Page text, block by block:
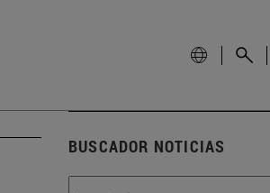
BUSCADOR NOTICIAS